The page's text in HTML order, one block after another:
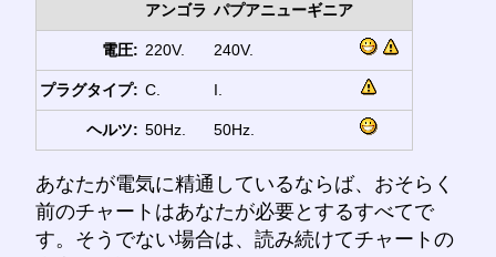
アンゴラ パプアニューギニア
電圧: 220V. 240V.
プラグタイプ: C. I.
ヘルツ: 50Hz. 50Hz.
あなたが電気に精通しているならば、おそらく
前のチャートはあなたが必要とするすべてで
す。そうでない場合は、読み続けてチャートの